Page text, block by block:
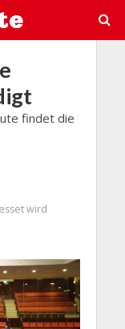
findet die
wird